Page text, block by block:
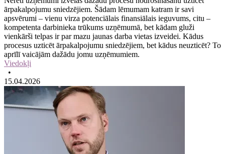
ārpakalpojumu sniedzējiem. Šādam lēmumam katram ir savi
apsvērumi – vienu virza potenciālais finansiālais ieguvums, citu –
kompetenta darbinieka trūkums uzņēmumā, bet kādam gluži
vienkārši telpas ir par mazu jaunas darba vietas izveidei. Kādus
procesus uzticēt ārpakalpojumu sniedzējiem, bet kādus neuzticēt? To
aprīlī vaicājām dažādu jomu uzņēmumiem.
Viedokļi
•
15.04.2026